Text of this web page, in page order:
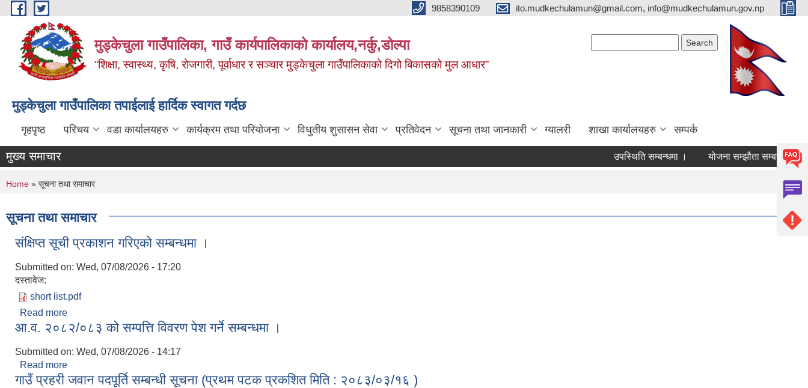
Skip to main content 9858390109 ito.mudkechulamun@gmail.com, info@mudkechulamun.gov.np
मुड्केचुला गाउँपालिका, गाउँ कार्यपालिकाको कार्यालय,नर्कु,डोल्पा
“शिक्षा, स्वास्थ्य, कृषि, रोजगारी, पूर्वाधार र सञ्चार मुड्केचुला गाउँपालिकाको दिगो बिकासको मुल आधार”
मुड्केचुला गाउँपालिका तपाईलाई हार्दिक स्वागत गर्दछ
गृहपृष्ठ परिचय वडा कार्यालयहरु कार्यक्रम तथा परियोजना विधुतीय शुसासन सेवा प्रतिवेदन सूचना तथा जानकारी ग्यालरी शाखा कार्यालयहरु सम्पर्क
मुख्य समाचार उपस्थिति सम्बन्धमा । योजना सम्झौता सम्बन्धी जरुरी सूचना ।
You are here
Home » सूचना तथा समाचार
सूचना तथा समाचार
संक्षिप्त सूची प्रकाशन गरिएको सम्बन्धमा ।
Submitted on: Wed, 07/08/2026 - 17:20
दस्तावेज:
short list.pdf
Read more
आ.व. २०८२/०८३ को सम्पत्ति विवरण पेश गर्ने सम्बन्धमा ।
Submitted on: Wed, 07/08/2026 - 14:17
Read more
गाउँ प्रहरी जवान पदपूर्ति सम्बन्धी सूचना (प्रथम पटक प्रकशित मिति : २०८३/०३/१६ )